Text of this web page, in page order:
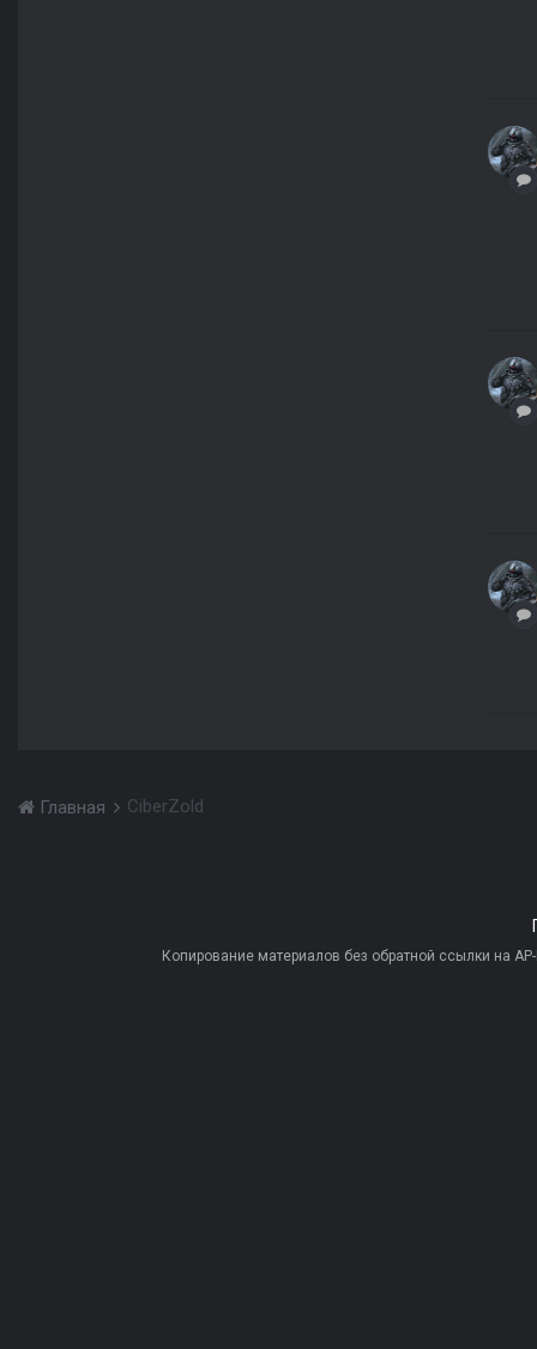
Главная CiberZold
Копирование материалов без обратной ссылки на